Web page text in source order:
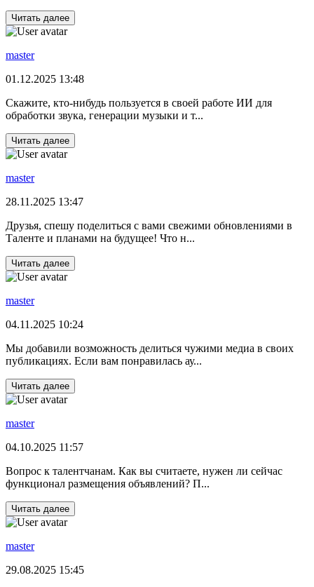
Читать далее
master
01.12.2025 13:48
Скажите, кто-нибудь пользуется в своей работе ИИ для
обработки звука, генерации музыки и т...
Читать далее
master
28.11.2025 13:47
Друзья, спешу поделиться с вами свежими обновлениями в
Таленте и планами на будущее! Что н...
Читать далее
master
04.11.2025 10:24
Мы добавили возможность делиться чужими медиа в своих
публикациях. Если вам понравилась ау...
Читать далее
master
04.10.2025 11:57
Вопрос к талентчанам. Как вы считаете, нужен ли сейчас
функционал размещения объявлений? П...
Читать далее
master
29.08.2025 15:45